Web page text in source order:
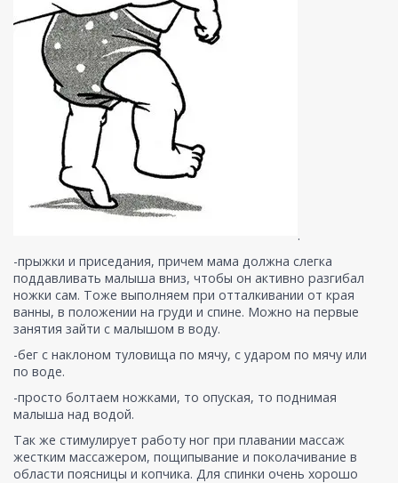
.
-прыжки и приседания, причем мама должна слегка
поддавливать малыша вниз, чтобы он активно разгибал
ножки сам. Тоже выполняем при отталкивании от края
ванны, в положении на груди и спине. Можно на первые
занятия зайти с малышом в воду.
-бег с наклоном туловища по мячу, с ударом по мячу или
по воде.
-просто болтаем ножками, то опуская, то поднимая
малыша над водой.
Так же стимулирует работу ног при плавании массаж
жестким массажером, пощипывание и поколачивание в
области поясницы и копчика. Для спинки очень хорошо